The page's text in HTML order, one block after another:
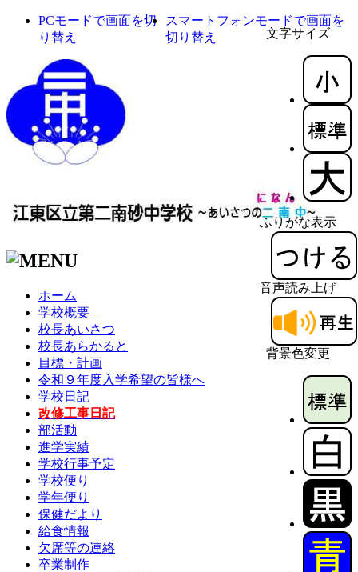
文字サイズ
ふりがな表示
音声読み上げ
背景色変更
PCモードで画面を切
り替え
スマートフォンモードで画面を
切り替え
ホーム
学校概要
校長あいさつ
校長あらかると
目標・計画
令和９年度入学希望の皆様へ
学校日記
改修工事日記
部活動
進学実績
学校行事予定
学校便り
学年便り
保健だより
給食情報
欠席等の連絡
卒業制作